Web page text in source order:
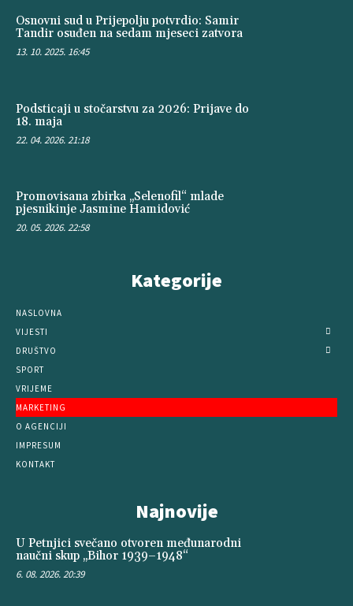
Osnovni sud u Prijepolju potvrdio: Samir
Tandir osuđen na sedam mjeseci zatvora
13. 10. 2025. 16:45
Podsticaji u stočarstvu za 2026: Prijave do
18. maja
22. 04. 2026. 21:18
Promovisana zbirka „Selenofil“ mlade
pjesnikinje Jasmine Hamidović
20. 05. 2026. 22:58
Kategorije
NASLOVNA
VIJESTI
DRUŠTVO
SPORT
VRIJEME
MARKETING
O AGENCIJI
IMPRESUM
KONTAKT
Najnovije
U Petnjici svečano otvoren međunarodni
naučni skup „Bihor 1939–1948“
6. 08. 2026. 20:39